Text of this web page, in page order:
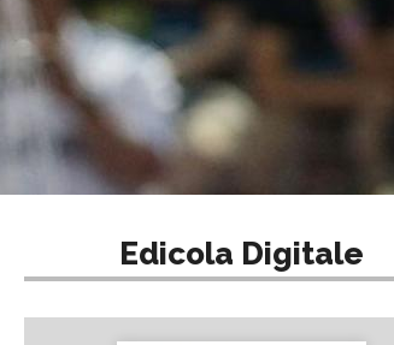
Edicola Digitale